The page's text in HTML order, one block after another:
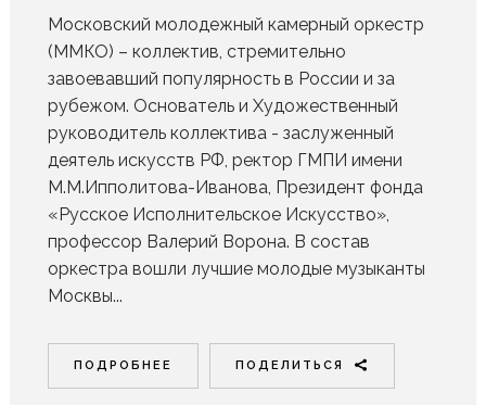
Московский молодежный камерный оркестр
(ММКО) – коллектив, стремительно
завоевавший популярность в России и за
рубежом. Основатель и Художественный
руководитель коллектива - заслуженный
деятель искусств РФ, ректор ГМПИ имени
М.М.Ипполитова-Иванова, Президент фонда
«Русское Исполнительское Искусство»,
профессор Валерий Ворона. В состав
оркестра вошли лучшие молодые музыканты
Москвы...
ПОДРОБНЕЕ ПОДЕЛИТЬСЯ